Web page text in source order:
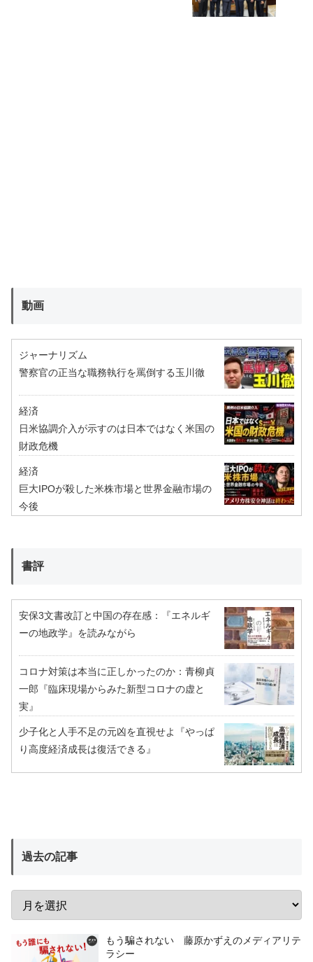
動画
ジャーナリズム
警察官の正当な職務執行を罵倒する玉川徹
経済
日米協調介入が示すのは日本ではなく米国の
財政危機
経済
巨大IPOが殺した米株市場と世界金融市場の
今後
書評
安保3文書改訂と中国の存在感：『エネルギ
ーの地政学』を読みながら
コロナ対策は本当に正しかったのか：青柳貞
一郎『臨床現場からみた新型コロナの虚と
実』
少子化と人手不足の元凶を直視せよ『やっぱ
り高度経済成長は復活できる』
過去の記事
もう騙されない 藤原かずえのメディアリテ
ラシー